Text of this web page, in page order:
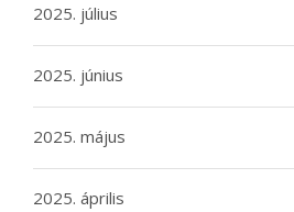
2025. július
2025. június
2025. május
2025. április